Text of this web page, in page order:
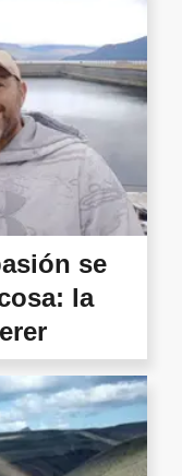
se
la